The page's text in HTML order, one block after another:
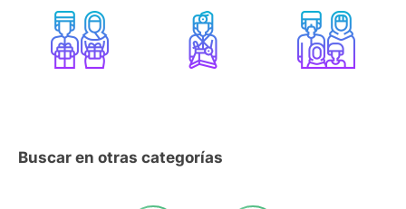
Buscar en otras categorías